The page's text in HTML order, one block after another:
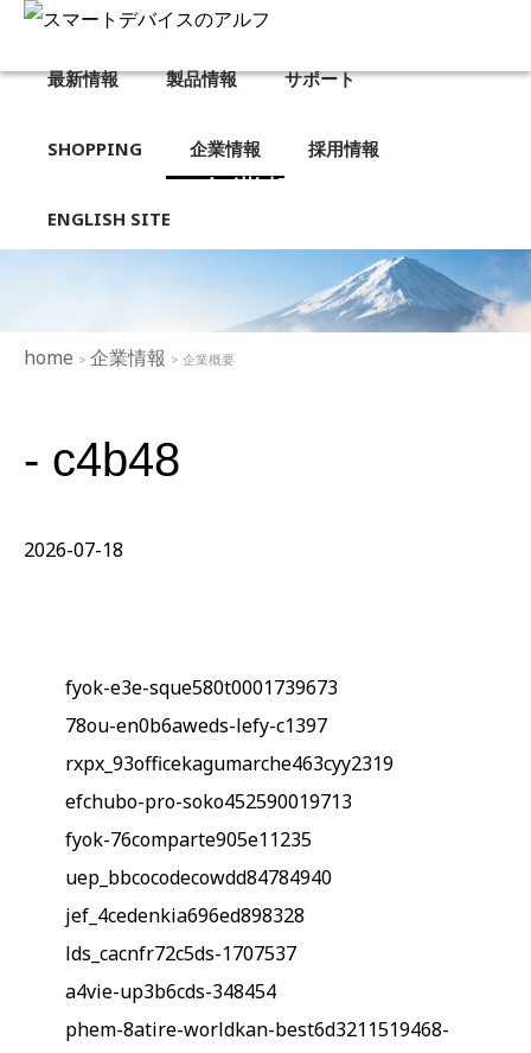
最新情報 製品情報 サポート
SHOPPING 企業情報 採用情報
ENGLISH SITE
企業概要
home > 企業情報 > 企業概要
- c4b48
2026-07-18
fyok-e3e-sque580t0001739673
78ou-en0b6aweds-lefy-c1397
rxpx_93officekagumarche463cyy2319
efchubo-pro-soko452590019713
fyok-76comparte905e11235
uep_bbcocodecowdd84784940
jef_4cedenkia696ed898328
lds_cacnfr72c5ds-1707537
a4vie-up3b6cds-348454
phem-8atire-worldkan-best6d3211519468-